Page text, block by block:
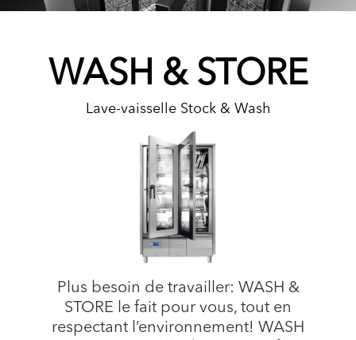
WASH & STORE
Lave-vaisselle Stock & Wash
Plus besoin de travailler: WASH &
STORE le fait pour vous, tout en
respectant l’environnement! WASH